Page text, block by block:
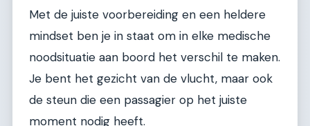
Met de juiste voorbereiding en een heldere
mindset ben je in staat om in elke medische
noodsituatie aan boord het verschil te maken.
Je bent het gezicht van de vlucht, maar ook
de steun die een passagier op het juiste
moment nodig heeft.